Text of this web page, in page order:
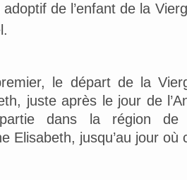
de l’enfant de la
le départ de la
juste après le jour de
dans la région de
Elisabeth, jusqu’au jour